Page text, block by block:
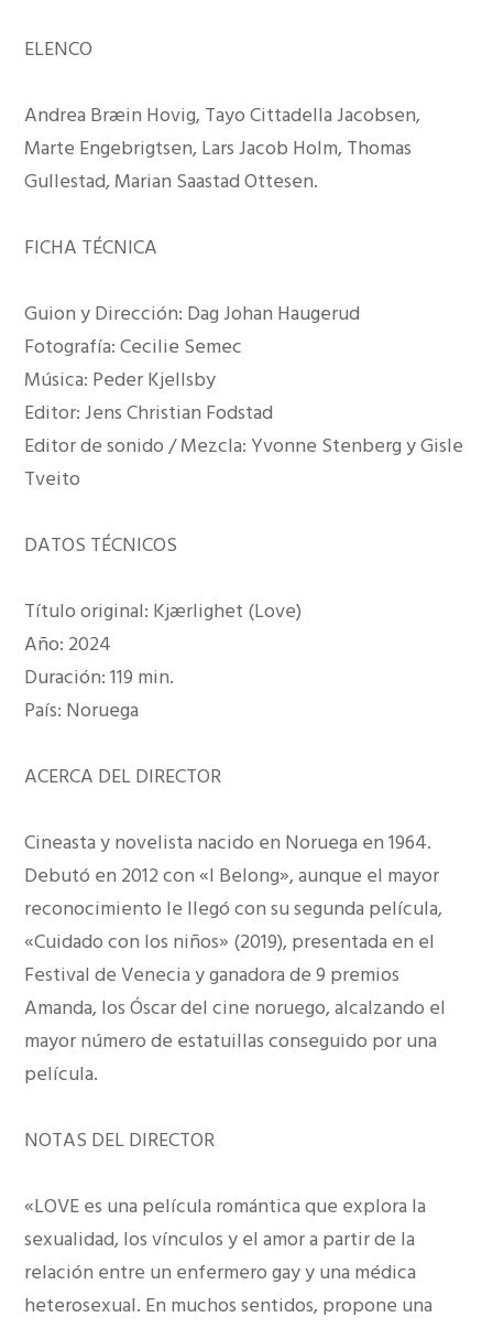
ELENCO
Andrea Bræin Hovig, Tayo Cittadella Jacobsen,
Marte Engebrigtsen, Lars Jacob Holm, Thomas
Gullestad, Marian Saastad Ottesen.
FICHA TÉCNICA
Guion y Dirección: Dag Johan Haugerud
Fotografía: Cecilie Semec
Música: Peder Kjellsby
Editor: Jens Christian Fodstad
Editor de sonido / Mezcla: Yvonne Stenberg y Gisle
Tveito
DATOS TÉCNICOS
Título original: Kjærlighet (Love)
Año: 2024
Duración: 119 min.
País: Noruega
ACERCA DEL DIRECTOR
Cineasta y novelista nacido en Noruega en 1964.
Debutó en 2012 con «I Belong», aunque el mayor
reconocimiento le llegó con su segunda película,
«Cuidado con los niños» (2019), presentada en el
Festival de Venecia y ganadora de 9 premios
Amanda, los Óscar del cine noruego, alcalzando el
mayor número de estatuillas conseguido por una
película.
NOTAS DEL DIRECTOR
«LOVE es una película romántica que explora la
sexualidad, los vínculos y el amor a partir de la
relación entre un enfermero gay y una médica
heterosexual. En muchos sentidos, propone una